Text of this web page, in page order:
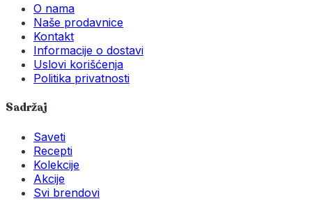
O nama
Naše prodavnice
Kontakt
Informacije o dostavi
Uslovi korišćenja
Politika privatnosti
Sadržaj
Saveti
Recepti
Kolekcije
Akcije
Svi brendovi